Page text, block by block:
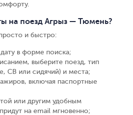
на поезд Агрыз — Тюмень?
и быстро:
в форме поиска;
выберите поезд, тип
СВ или сидячий) и места;
включая паспортные
или другим удобным
на email мгновенно;